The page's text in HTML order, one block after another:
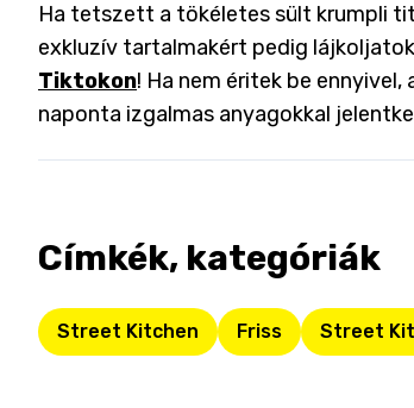
Ha tetszett a tökéletes sült krumpli
exkluzív tartalmakért pedig
Tiktokon! Ha nem éritek be
naponta izgalmas anyagokkal
Címkék, kategóriák
Street Kitchen Friss Street